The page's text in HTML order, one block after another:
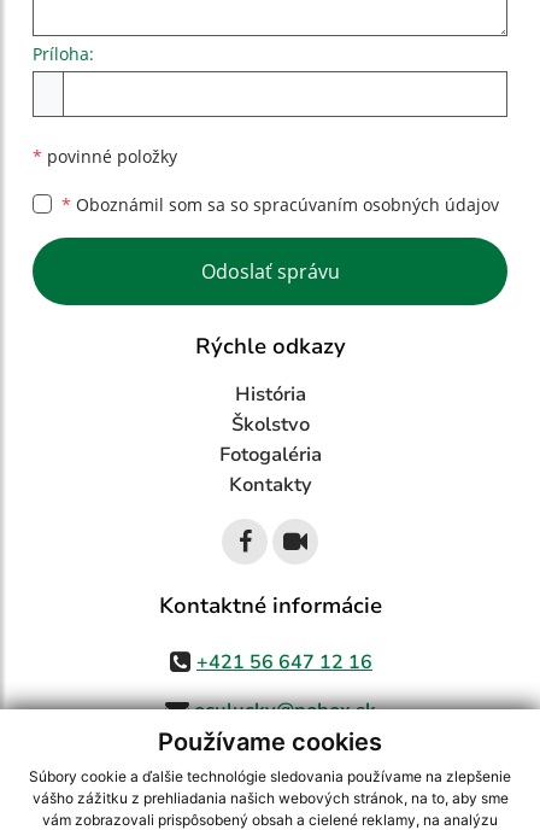
Používame cookies
Súbory cookie a ďalšie technológie sledovania používame na zlepšenie
vášho zážitku z prehliadania našich webových stránok, na to, aby sme
vám zobrazovali prispôsobený obsah a cielené reklamy, na analýzu
Príloha:
* povinné položky
* Oboznámil som sa so spracúvaním osobných údajov
Google reCaptcha Response
Odoslať správu
Rýchle odkazy
História
Školstvo
Fotogaléria
Kontakty
Kontaktné informácie
+421 56 647 12 16
oculucky@pobox.sk
využite možnosť získavania aktuálnych informácií s využitím RSS